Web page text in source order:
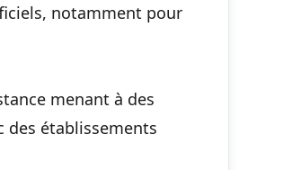
notamment pour
menant à des
des établissements